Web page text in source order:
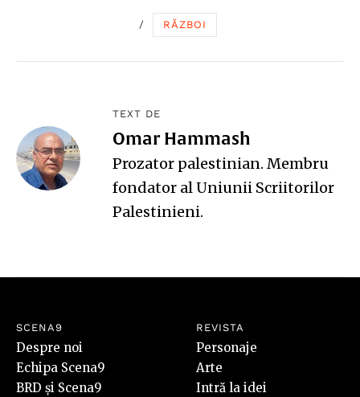
/ RĂZBOI
TEXT DE
Omar Hammash
Prozator palestinian. Membru
fondator al Uniunii Scriitorilor
Palestinieni.
SCENA9
Despre noi
Echipa Scena9
BRD și Scena9
REVISTA
Personaje
Arte
Intră la idei